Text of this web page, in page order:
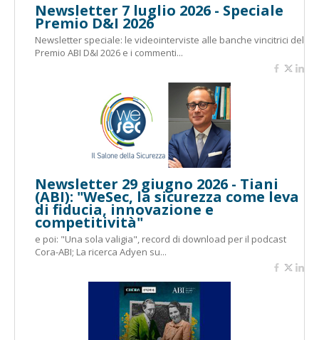
Newsletter 7 luglio 2026 - Speciale
Premio D&I 2026
Newsletter speciale: le videointerviste alle banche vincitrici del
Premio ABI D&I 2026 e i commenti...
Newsletter 29 giugno 2026 - Tiani
(ABI): "WeSec, la sicurezza come leva
di fiducia, innovazione e
competitività"
e poi: "Una sola valigia", record di download per il podcast
Cora-ABI; La ricerca Adyen su...